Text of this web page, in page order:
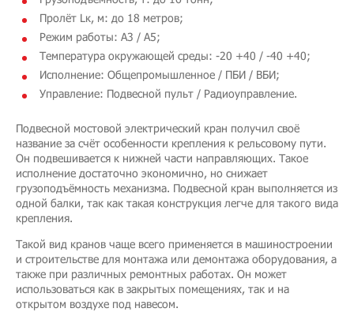
Пролёт Lк, м: до 18 метров;
Режим работы: A3 / A5;
Температура окружающей среды: -20 +40 / -40 +40;
Исполнение: Общепромышленное / ПБИ / ВБИ;
Управление: Подвесной пульт / Радиоуправление.
Подвесной мостовой электрический кран получил своё
название за счёт особенности крепления к рельсовому пути.
Он подвешивается к нижней части направляющих. Такое
исполнение достаточно экономично, но снижает
грузоподъёмность механизма. Подвесной кран выполняется из
одной балки, так как такая конструкция легче для такого вида
крепления.
Такой вид кранов чаще всего применяется в машиностроении
и строительстве для монтажа или демонтажа оборудования, а
также при различных ремонтных работах. Он может
использоваться как в закрытых помещениях, так и на
открытом воздухе под навесом.